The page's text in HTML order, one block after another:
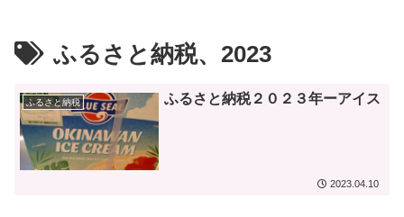
ふるさと納税、2023
ふるさと納税 ふるさと納税２０２３年ーアイス
2023.04.10